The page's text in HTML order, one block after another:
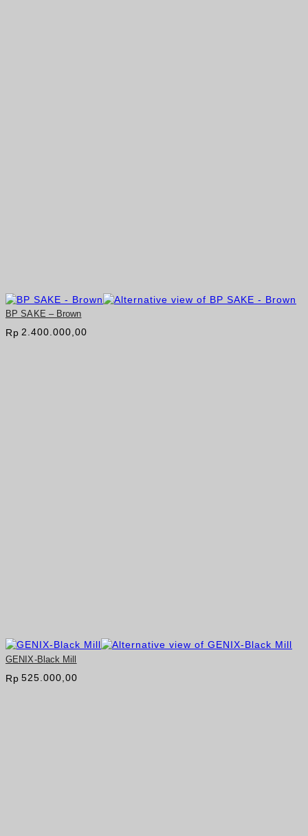
BP SAKE – Brown
Rp 2.400.000,00
GENIX-Black Mill
Rp 525.000,00